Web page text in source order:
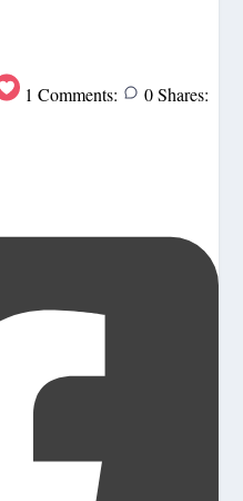
1 Comments: 0 Shares: